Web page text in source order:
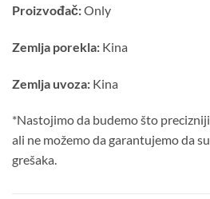
Proizvođač:Only
Zemlja porekla: Kina
Zemlja uvoza: Kina
*Nastojimo da budemo što
ali ne možemo da garantujemo da
grešaka.